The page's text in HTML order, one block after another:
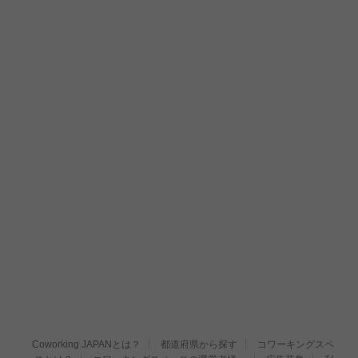
Coworking JAPANとは？ 都道府県から探す
コワーキングスペ